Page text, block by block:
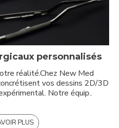
personnalisés
réalité.Chez New Med
vos dessins 2D/3D
Notre équip..
PLUS